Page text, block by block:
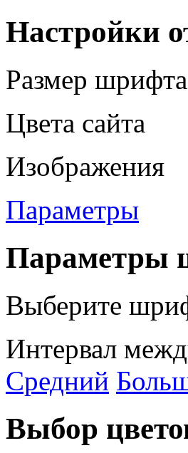
Настройки
Размер
Цвета сайта
Изображения
Параметры
Параметры
Выберите
Интервал
Средний
Выбор